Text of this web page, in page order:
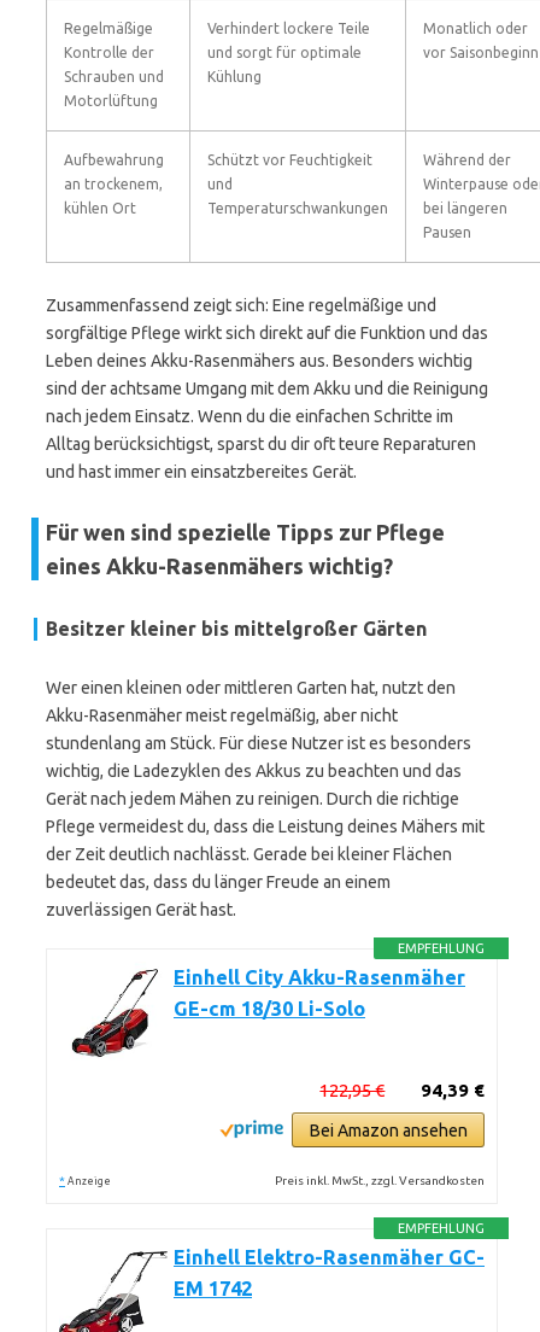
Regelmäßige
Kontrolle der
Schrauben und
Motorlüftung
Verhindert lockere Teile
und sorgt für optimale
Kühlung
Monatlich oder
vor Saisonbeginn
Aufbewahrung
an trockenem,
kühlen Ort
Schützt vor Feuchtigkeit
und
Temperaturschwankungen
Während der
Winterpause
bei längeren
Pausen
Zusammenfassend zeigt sich: Eine regelmäßige und
sorgfältige Pflege wirkt sich direkt auf die Funktion und das
Leben deines Akku-Rasenmähers aus. Besonders wichtig
sind der achtsame Umgang mit dem Akku und die Reinigung
nach jedem Einsatz. Wenn du die einfachen Schritte im
Alltag berücksichtigst, sparst du dir oft teure Reparaturen
und hast immer ein einsatzbereites Gerät.
Für wen sind spezielle Tipps zur Pflege
eines Akku-Rasenmähers wichtig?
Besitzer kleiner bis mittelgroßer Gärten
Wer einen kleinen oder mittleren Garten hat, nutzt den
Akku-Rasenmäher meist regelmäßig, aber nicht
stundenlang am Stück. Für diese Nutzer ist es besonders
wichtig, die Ladezyklen des Akkus zu beachten und das
Gerät nach jedem Mähen zu reinigen. Durch die richtige
Pflege vermeidest du, dass die Leistung deines Mähers mit
der Zeit deutlich nachlässt. Gerade bei kleiner Flächen
bedeutet das, dass du länger Freude an einem
zuverlässigen Gerät hast.
EMPFEHLUNG
Einhell City Akku-Rasenmäher
GE-cm 18/30 Li-Solo
94,39 €
122,95 €
Bei Amazon ansehen
* Anzeige Preis inkl. MwSt., zzgl. Versandkosten
EMPFEHLUNG
Einhell Elektro-Rasenmäher GC-
EM 1742